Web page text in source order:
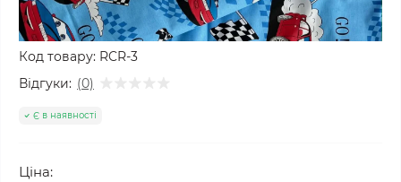
Код товару: RCR-3
Відгуки: (0)
Є в наявності
Ціна: